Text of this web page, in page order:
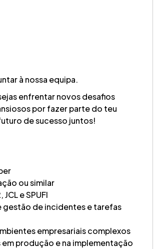
à nossa equipa.
enfrentar novos desafios
por fazer parte do teu
de sucesso juntos!
ou similar
e SPUFI
gestão de incidentes e tarefas
empresariais complexos
produção e na implementação